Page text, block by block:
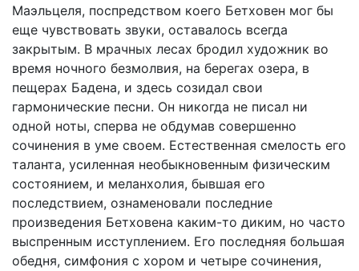
Маэльцеля, поспредством коего Бетховен мог бы
еще чувствовать звуки, оставалось всегда
закрытым. В мрачных лесах бродил художник во
время ночного безмолвия, на берегах озера, в
пещерах Бадена, и здесь созидал свои
гармонические песни. Он никогда не писал ни
одной ноты, сперва не обдумав совершенно
сочинения в уме своем. Естественная смелость его
таланта, усиленная необыкновенным физическим
состоянием, и меланхолия, бывшая его
последствием, ознаменовали последние
произведения Бетховена каким-то диким, но часто
выспренным исступлением. Его последняя большая
обедня, симфония с хором и четыре сочинения,